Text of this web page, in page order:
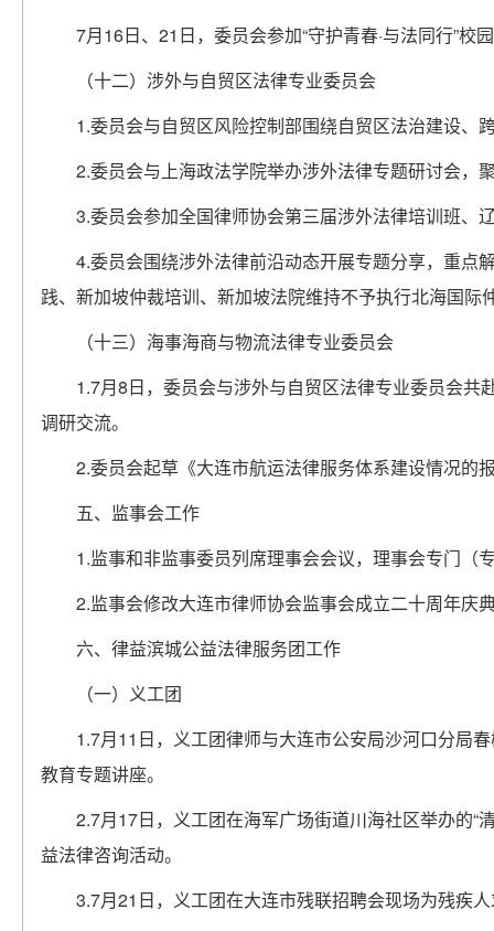
7月16日、21日，委员会参加“守护青春·与法同行”校
（十二）涉外与自贸区法律专业委员会
1.委员会与自贸区风险控制部围绕自贸区法治建设、
2.委员会与上海政法学院举办涉外法律专题研讨会，
3.委员会参加全国律师协会第三届涉外法律培训班、
4.委员会围绕涉外法律前沿动态开展专题分享，重点
践、新加坡仲裁培训、新加坡法院维持不予执行北海国际
（十三）海事海商与物流法律专业委员会
1.7月8日，委员会与涉外与自贸区法律专业委员会
调研交流。
2.委员会起草《大连市航运法律服务体系建设情况的
五、监事会工作
1.监事和非监事委员列席理事会会议，理事会专门（
2.监事会修改大连市律师协会监事会成立二十周年庆
六、律益滨城公益法律服务团工作
（一）义工团
1.7月11日，义工团律师与大连市公安局沙河口分局
教育专题讲座。
2.7月17日，义工团在海军广场街道川海社区举办的“
益法律咨询活动。
3.7月21日，义工团在大连市残联招聘会现场为残疾